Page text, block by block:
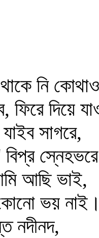
থাকে নি
ফিরে দিয়ে
সাগরে,
স্নেহভরে
আছি ভাই,
কোনো ভয়
নদীনদ,